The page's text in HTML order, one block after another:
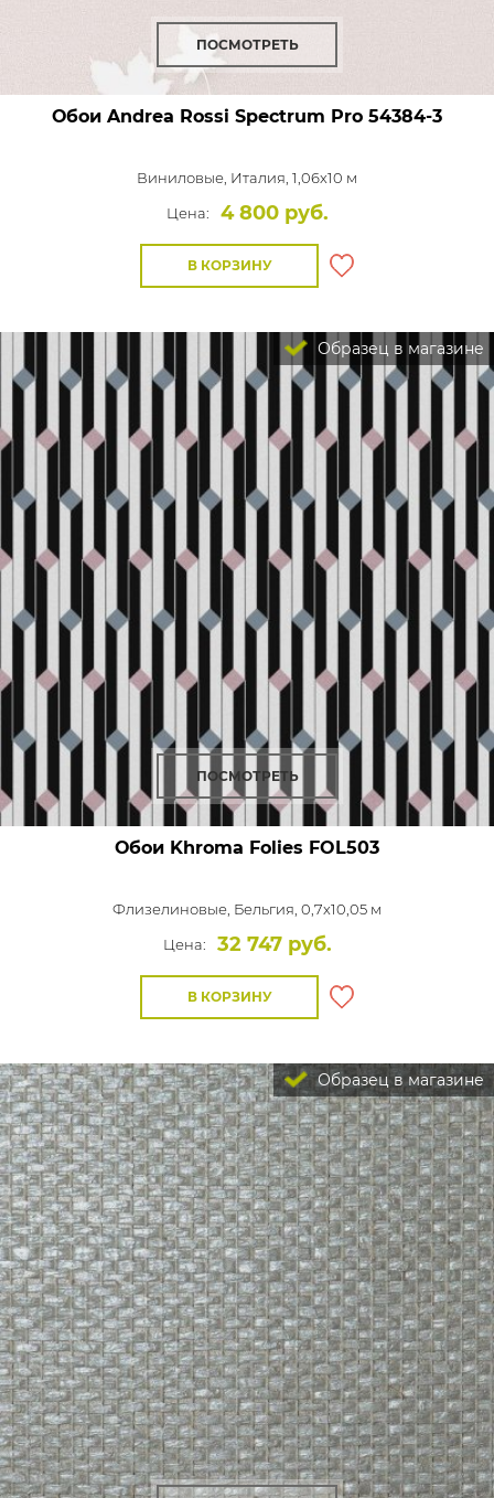
ПОСМОТРЕТЬ
Обои Andrea Rossi Spectrum Pro 54384-3
Виниловые, Италия, 1,06x10 м
Цена:
4 800 руб.
В КОРЗИНУ
Образец в магазине
ПОСМОТРЕТЬ
Обои Khroma Folies FOL503
Флизелиновые, Бельгия, 0,7x10,05 м
Цена:
32 747 руб.
В КОРЗИНУ
Образец в магазине